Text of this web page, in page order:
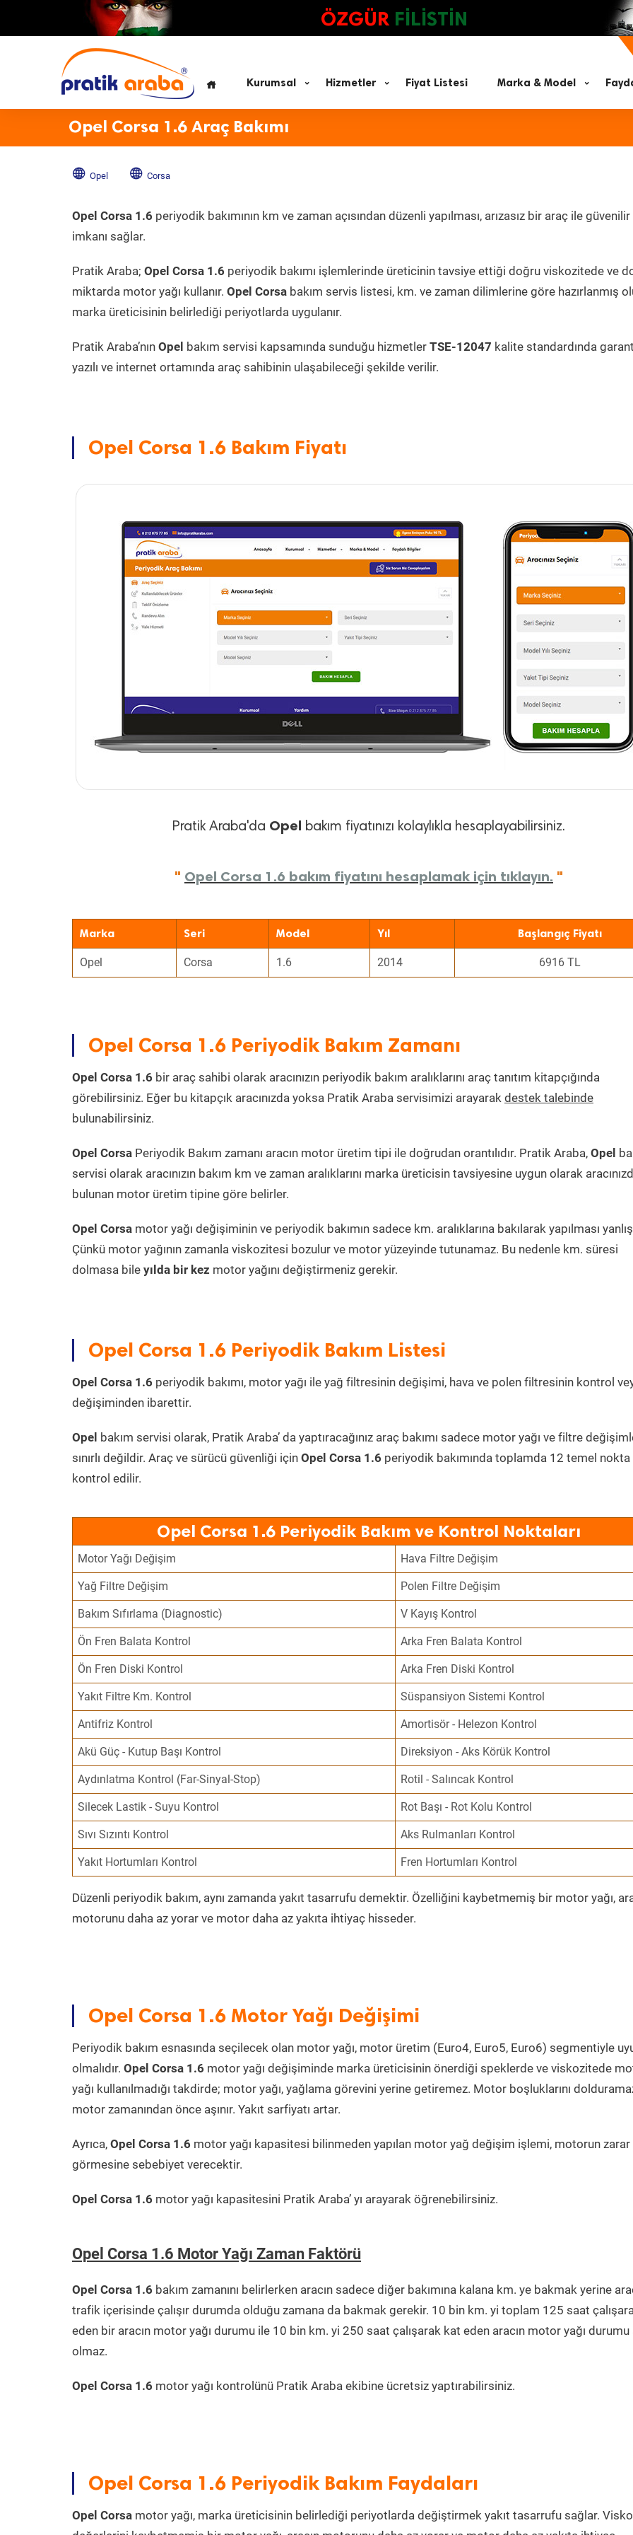
ÖZGÜR FİLİSTİN
Kurumsal Hizmetler Fiyat Listesi Marka & Model
Opel Corsa 1.6 Araç Bakımı
Opel Corsa
Opel Corsa 1.6 periyodik bakımının km ve zaman açısından düzenli yapılması, arızasız bir araç ile
imkanı sağlar.
Pratik Araba; Opel Corsa 1.6 periyodik bakımı işlemlerinde üreticinin tavsiye ettiği doğru viskozitede ve
miktarda motor yağı kullanır. Opel Corsa bakım servis listesi, km. ve zaman dilimlerine göre hazırlanmış
marka üreticisinin belirlediği periyotlarda uygulanır.
Pratik Araba’nın Opel bakım servisi kapsamında sunduğu hizmetler TSE-12047 kalite standardında
yazılı ve internet ortamında araç sahibinin ulaşabileceği şekilde verilir.
Opel Corsa 1.6 Bakım Fiyatı
Pratik Araba'da Opel bakım fiyatınızı kolaylıkla hesaplayabilirsiniz.
" Opel Corsa 1.6 bakım fiyatını hesaplamak için tıklayın. "
Marka Seri Model Yıl Başlangıç Fiyatı
Opel Corsa 1.6 2014 6916 TL
Opel Corsa 1.6 Periyodik Bakım Zamanı
Opel Corsa 1.6 bir araç sahibi olarak aracınızın periyodik bakım aralıklarını araç tanıtım kitapçığında
görebilirsiniz. Eğer bu kitapçık aracınızda yoksa Pratik Araba servisimizi arayarak destek talebinde
bulunabilirsiniz.
Opel Corsa Periyodik Bakım zamanı aracın motor üretim tipi ile doğrudan orantılıdır. Pratik Araba, Opel
servisi olarak aracınızın bakım km ve zaman aralıklarını marka üreticisin tavsiyesine uygun olarak
bulunan motor üretim tipine göre belirler.
Opel Corsa motor yağı değişiminin ve periyodik bakımın sadece km. aralıklarına bakılarak yapılması
Çünkü motor yağının zamanla viskozitesi bozulur ve motor yüzeyinde tutunamaz. Bu nedenle km. süresi
dolmasa bile yılda bir kez motor yağını değiştirmeniz gerekir.
Opel Corsa 1.6 Periyodik Bakım Listesi
Opel Corsa 1.6 periyodik bakımı, motor yağı ile yağ filtresinin değişimi, hava ve polen filtresinin kontrol
değişiminden ibarettir.
Opel bakım servisi olarak, Pratik Araba’ da yaptıracağınız araç bakımı sadece motor yağı ve filtre
sınırlı değildir. Araç ve sürücü güvenliği için Opel Corsa 1.6 periyodik bakımında toplamda 12 temel nokta
kontrol edilir.
Opel Corsa 1.6 Periyodik Bakım ve Kontrol Noktaları
Motor Yağı Değişim Hava Filtre Değişim
Yağ Filtre Değişim Polen Filtre Değişim
Bakım Sıfırlama (Diagnostic) V Kayış Kontrol
Ön Fren Balata Kontrol Arka Fren Balata Kontrol
Ön Fren Diski Kontrol Arka Fren Diski Kontrol
Yakıt Filtre Km. Kontrol Süspansiyon Sistemi Kontrol
Antifriz Kontrol Amortisör - Helezon Kontrol
Akü Güç - Kutup Başı Kontrol Direksiyon - Aks Körük Kontrol
Aydınlatma Kontrol (Far-Sinyal-Stop) Rotil - Salıncak Kontrol
Silecek Lastik - Suyu Kontrol Rot Başı - Rot Kolu Kontrol
Sıvı Sızıntı Kontrol Aks Rulmanları Kontrol
Yakıt Hortumları Kontrol Fren Hortumları Kontrol
Düzenli periyodik bakım, aynı zamanda yakıt tasarrufu demektir. Özelliğini kaybetmemiş bir motor yağı,
motorunu daha az yorar ve motor daha az yakıta ihtiyaç hisseder.
Opel Corsa 1.6 Motor Yağı Değişimi
Periyodik bakım esnasında seçilecek olan motor yağı, motor üretim (Euro4, Euro5, Euro6) segmentiyle
olmalıdır. Opel Corsa 1.6 motor yağı değişiminde marka üreticisinin önerdiği speklerde ve viskozitede
yağı kullanılmadığı takdirde; motor yağı, yağlama görevini yerine getiremez. Motor boşluklarını
motor zamanından önce aşınır. Yakıt sarfiyatı artar.
Ayrıca, Opel Corsa 1.6 motor yağı kapasitesi bilinmeden yapılan motor yağ değişim işlemi, motorun zarar
görmesine sebebiyet verecektir.
Opel Corsa 1.6 motor yağı kapasitesini Pratik Araba’ yı arayarak öğrenebilirsiniz.
Opel Corsa 1.6 Motor Yağı Zaman Faktörü
Opel Corsa 1.6 bakım zamanını belirlerken aracın sadece diğer bakımına kalana km. ye bakmak yerine
trafik içerisinde çalışır durumda olduğu zamana da bakmak gerekir. 10 bin km. yi toplam 125 saat
eden bir aracın motor yağı durumu ile 10 bin km. yi 250 saat çalışarak kat eden aracın motor yağı durumu
olmaz.
Opel Corsa 1.6 motor yağı kontrolünü Pratik Araba ekibine ücretsiz yaptırabilirsiniz.
Opel Corsa 1.6 Periyodik Bakım Faydaları
Opel Corsa motor yağı, marka üreticisinin belirlediği periyotlarda değiştirmek yakıt tasarrufu sağlar.